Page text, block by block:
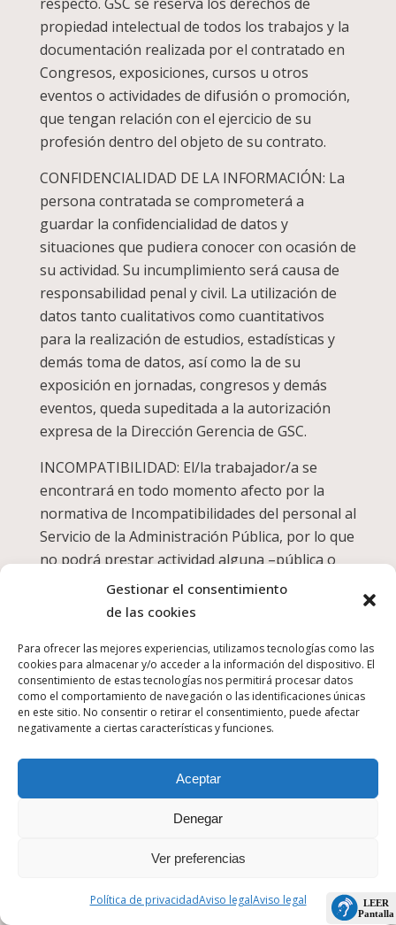
Gestionar el consentimiento
de las cookies
Para ofrecer las mejores experiencias, utilizamos tecnologías como las
cookies para almacenar y/o acceder a la información del dispositivo. El
consentimiento de estas tecnologías nos permitirá procesar datos
como el comportamiento de navegación o las identificaciones únicas
en este sitio. No consentir o retirar el consentimiento, puede afectar
negativamente a ciertas características y funciones.
Aceptar
Denegar
Ver preferencias
Política de privacidadAviso legalAviso legal
propiedad intelectual de todos los trabajos y la
documentación realizada por el contratado en
Congresos, exposiciones, cursos u otros
eventos o actividades de difusión o promoción,
que tengan relación con el ejercicio de su
profesión dentro del objeto de su contrato.
CONFIDENCIALIDAD DE LA INFORMACIÓN: La
persona contratada se comprometerá a
guardar la confidencialidad de datos y
situaciones que pudiera conocer con ocasión de
su actividad. Su incumplimiento será causa de
responsabilidad penal y civil. La utilización de
datos tanto cualitativos como cuantitativos
para la realización de estudios, estadísticas y
demás toma de datos, así como la de su
exposición en jornadas, congresos y demás
eventos, queda supeditada a la autorización
expresa de la Dirección Gerencia de GSC.
INCOMPATIBILIDAD: El/la trabajador/a se
encontrará en todo momento afecto por la
normativa de Incompatibilidades del personal al
Servicio de la Administración Pública, por lo que
no podrá prestar actividad alguna –pública o
privada- sin la previa concesión de la
compatibilidad por parte del órgano
inobservancia de dicha regulación podrá
suponer la resolución del contrato con GSC, sin
perjuicio de las medidas disciplinarias que
pudieran adoptarse por el otro órgano
PERÍODO DE PRUEBA: De conformidad con lo
dispuesto en el convenio colectivo, se establece
para este personal un periodo de prueba de 60
días. Se considerará superado el periodo de
prueba en aquellos casos en los que se efectúe
actividad laboral discontinua en el puesto,
siempre y cuando se supere los 60 días en un